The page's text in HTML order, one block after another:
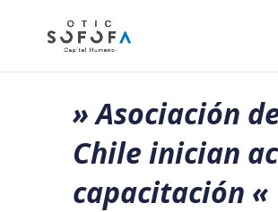
» Asociación
Chile inician
capacitación «